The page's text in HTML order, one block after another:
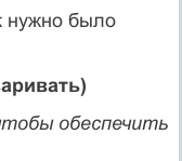
нужно было
обеспечить